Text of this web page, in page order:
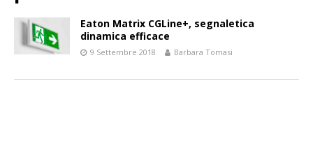
Eaton Matrix CGLine+, segnaletica
dinamica efficace
9 Settembre 2018 Barbara Tomasi